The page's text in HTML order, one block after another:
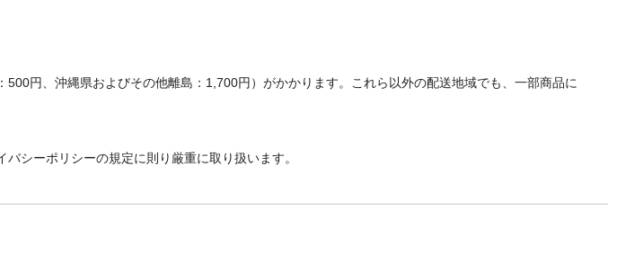
円、沖縄県およびその他離島：1,700円）がかかります。これら以外の配送地域でも、一部商品に
シーポリシーの規定に則り厳重に取り扱います。